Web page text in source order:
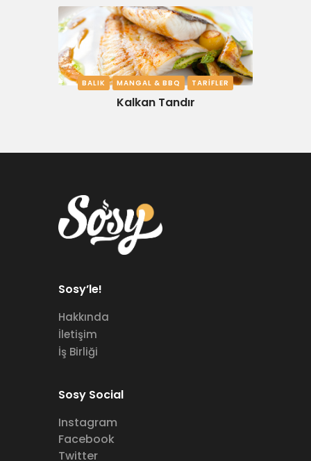
BALIK MANGAL & BBQ TARIFLER
Kalkan Tandır
Sosy’le!
Hakkında
İletişim
İş Birliği
Sosy Social
Instagram
Facebook
Twitter